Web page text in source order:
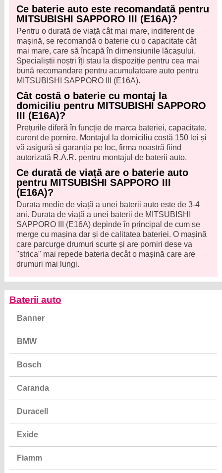
Ce baterie auto este recomandată pentru
MITSUBISHI SAPPORO III (E16A)?
Pentru o durată de viață cât mai mare, indiferent de
mașină, se recomandă o baterie cu o capacitate cât
mai mare, care să încapă în dimensiunile lăcașului.
Specialiștii noștri îți stau la dispoziție pentru cea mai
bună recomandare pentru acumulatoare auto pentru
MITSUBISHI SAPPORO III (E16A).
Cât costă o baterie cu montaj la
domiciliu pentru MITSUBISHI SAPPORO
III (E16A)?
Prețurile diferă în funcție de marca bateriei, capacitate,
curent de pornire. Montajul la domiciliu costă 150 lei și
vă asigură și garanția pe loc, firma noastră fiind
autorizată R.A.R. pentru montajul de baterii auto.
Ce durată de viață are o baterie auto
pentru MITSUBISHI SAPPORO III
(E16A)?
Durata medie de viață a unei baterii auto este de 3-4
ani. Durata de viață a unei baterii de MITSUBISHI
SAPPORO III (E16A) depinde în principal de cum se
merge cu mașina dar și de calitatea bateriei. O mașină
care parcurge drumuri scurte și are porniri dese va
"strica" mai repede bateria decât o mașină care are
drumuri mai lungi.
Baterii auto
Banner
BMW
Bosch
Caranda
Duracell
Exide
Fiamm